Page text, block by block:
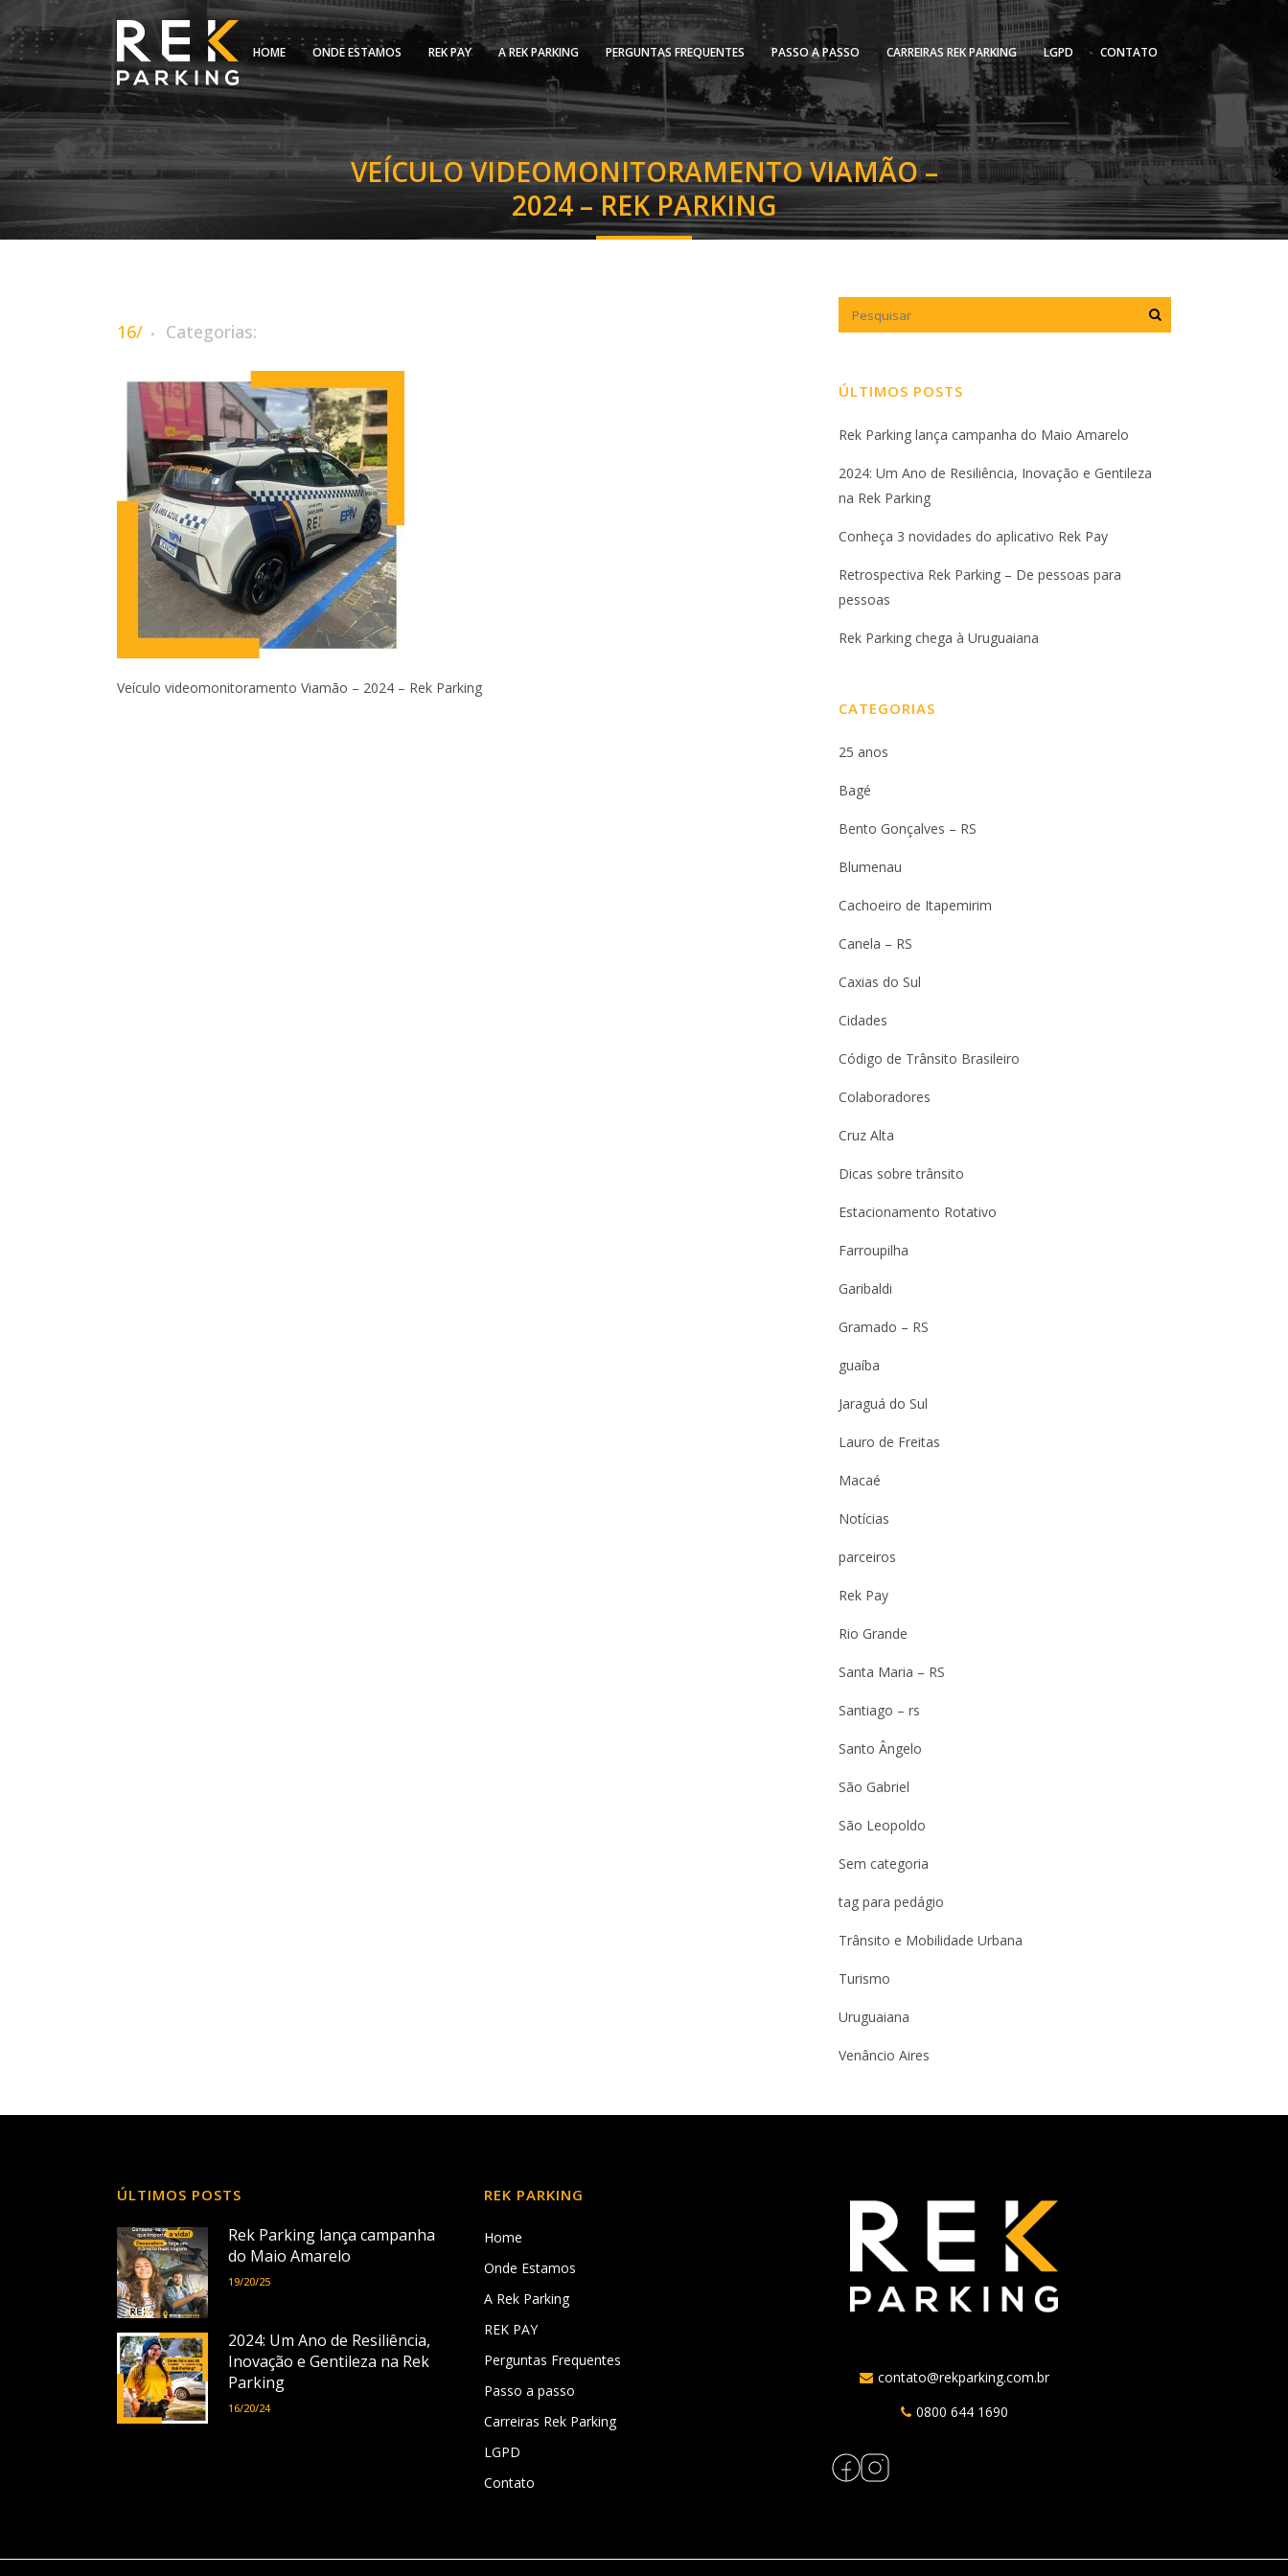
HOME ONDE ESTAMOS REK PAY A REK PARKING PERGUNTAS FREQUENTES PASSO A PASSO CARREIRAS REK PARKING LGPD CONTATO
VEÍCULO VIDEOMONITORAMENTO VIAMÃO –
2024 – REK PARKING
16/ Categorias:
Veículo videomonitoramento Viamão – 2024 – Rek Parking
ÚLTIMOS POSTS
Rek Parking lança campanha do Maio Amarelo
2024: Um Ano de Resiliência, Inovação e Gentileza
na Rek Parking
Conheça 3 novidades do aplicativo Rek Pay
Retrospectiva Rek Parking – De pessoas para
pessoas
Rek Parking chega à Uruguaiana
CATEGORIAS
25 anos
Bagé
Bento Gonçalves – RS
Blumenau
Cachoeiro de Itapemirim
Canela – RS
Caxias do Sul
Cidades
Código de Trânsito Brasileiro
Colaboradores
Cruz Alta
Dicas sobre trânsito
Estacionamento Rotativo
Farroupilha
Garibaldi
Gramado – RS
guaíba
Jaraguá do Sul
Lauro de Freitas
Macaé
Notícias
parceiros
Rek Pay
Rio Grande
Santa Maria – RS
Santiago – rs
Santo Ângelo
São Gabriel
São Leopoldo
Sem categoria
tag para pedágio
Trânsito e Mobilidade Urbana
Turismo
Uruguaiana
Venâncio Aires
ÚLTIMOS POSTS
Rek Parking lança campanha
do Maio Amarelo
19/20/25
2024: Um Ano de Resiliência,
Inovação e Gentileza na Rek
Parking
16/20/24
REK PARKING
Home
Onde Estamos
A Rek Parking
REK PAY
Perguntas Frequentes
Passo a passo
Carreiras Rek Parking
LGPD
Contato
contato@rekparking.com.br
0800 644 1690